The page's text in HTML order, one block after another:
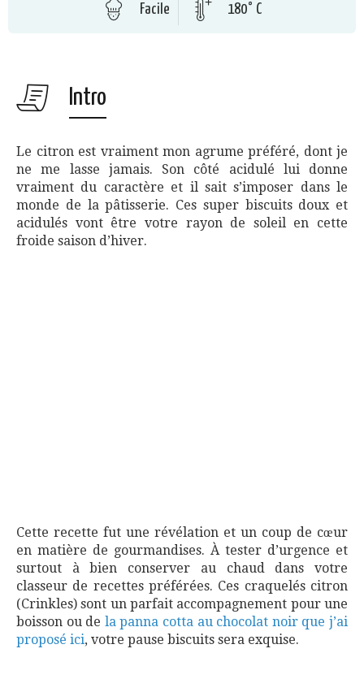
Facile
180° C
Intro
Le citron est vraiment mon agrume préféré, dont je
ne me lasse jamais. Son côté acidulé lui donne
vraiment du caractère et il sait s’imposer dans le
monde de la pâtisserie. Ces super biscuits doux et
acidulés vont être votre rayon de soleil en cette
froide saison d’hiver.
Cette recette fut une révélation et un coup de cœur
en matière de gourmandises. À tester d’urgence et
surtout à bien conserver au chaud dans votre
classeur de recettes préférées. Ces craquelés citron
(Crinkles) sont un parfait accompagnement pour une
boisson ou de la panna cotta au chocolat noir que j’ai
proposé ici, votre pause biscuits sera exquise.